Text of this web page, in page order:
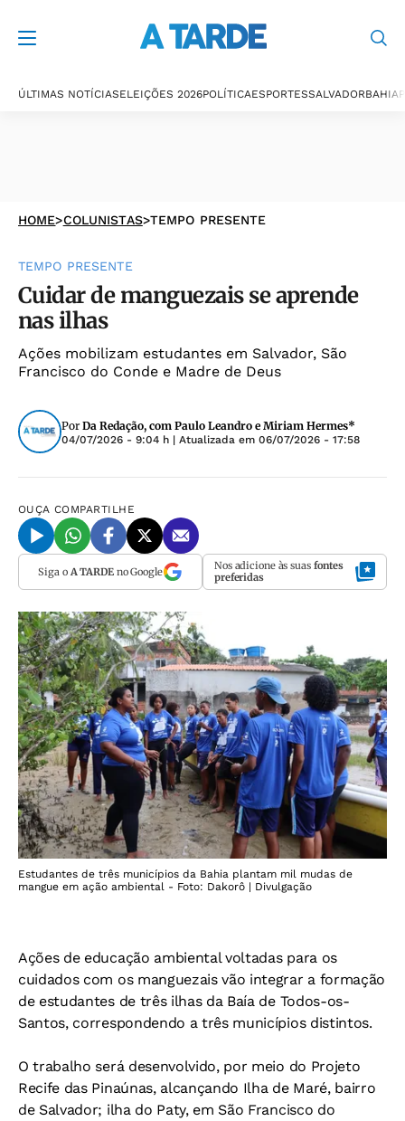
ÚLTIMAS NOTÍCIASELEIÇÕES 2026POLÍTICAESPORTESSALVADORBAHIA
HOME>COLUNISTAS>TEMPO PRESENTE
TEMPO PRESENTE
Cuidar de manguezais se aprende
nas ilhas
Ações mobilizam estudantes em Salvador, São
Francisco do Conde e Madre de Deus
Por Da Redação, com Paulo Leandro e Miriam Hermes*
04/07/2026 - 9:04 h | Atualizada em 06/07/2026 - 17:58
OUÇA COMPARTILHE
Siga o A TARDEno Google Nos adicione às suas fontes
preferidas
Estudantes de três municípios da Bahia plantam mil mudas de
mangue em ação ambiental - Foto: Dakorô | Divulgação
Ações de educação ambiental voltadas para os
cuidados com os manguezais vão integrar a formação
de estudantes de três ilhas da Baía de Todos-os-
Santos, correspondendo a três municípios distintos.
O trabalho será desenvolvido, por meio do Projeto
Recife das Pinaúnas, alcançando Ilha de Maré, bairro
de Salvador; ilha do Paty, em São Francisco do